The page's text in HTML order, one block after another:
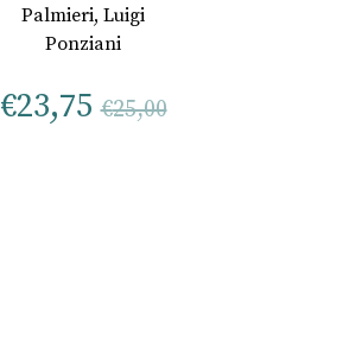
Palmieri, Luigi
Ponziani
€23,75 €25,00